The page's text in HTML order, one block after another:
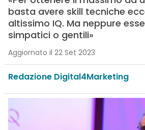
basta avere skill tecniche
altissimo IQ. Ma neppure
simpatici o gentili»
Aggiornato il 22 Set 2023
Redazione Digital4Marketing